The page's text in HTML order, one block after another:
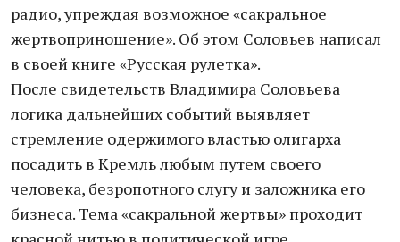
радио, упреждая возможное «сакральное
жертвоприношение». Об этом Соловьев написал
в своей книге «Русская рулетка».
После свидетельств Владимира Соловьева
логика дальнейших событий выявляет
стремление одержимого властью олигарха
посадить в Кремль любым путем своего
человека, безропотного слугу и заложника его
бизнеса. Тема «сакральной жертвы» проходит